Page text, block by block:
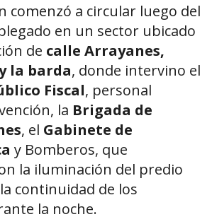
comenzó a circular luego del
en un sector ubicado
de calle Arrayanes,
la barda, donde intervino el
Fiscal, personal
la Brigada de
, el Gabinete de
y Bomberos, que
la iluminación del predio
continuidad de los
la noche.